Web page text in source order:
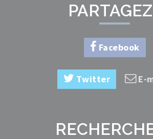
Facebook
Twitter E-